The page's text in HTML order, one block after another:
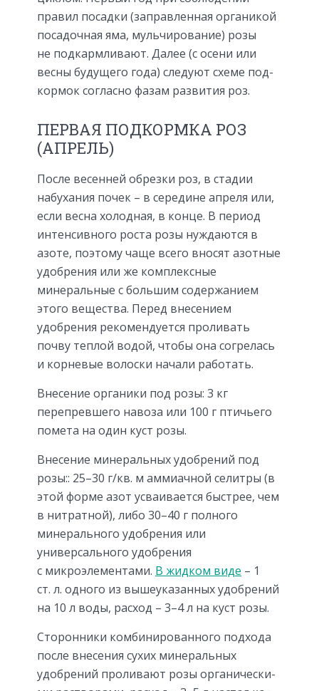
правил посадки (заправленная органи­кой
посадочная яма, мульчирование) ро­зы
не подкармливают. Далее (с осени или
весны будущего года) следуют схеме под­
кормок согласно фазам развития роз.
ПЕРВАЯ ПОДКОРМКА РОЗ
(АПРЕЛЬ)
После весенней обрезки роз, в стадии
набухания почек – в середине апреля или,
ес­ли весна холодная, в конце. В период
интен­сивного роста розы нуждаются в
азоте, поэ­тому чаще всего вносят азотные
удобрения или же комплексные
минеральные с боль­шим содержанием
этого вещества. Перед внесением
удобрения рекомендуется проли­вать
почву теплой водой, чтобы она согре­лась
и корневые волоски начали работать.
Внесение органики под розы: 3 кг
перепревшего навоза или 100 г птичьего
помета на один куст розы.
Внесение минеральных удобрений под
розы:: 25–30 г/кв. м аммиачной селитры (в
этой форме азот усваивается быстрее, чем
в нитратной), либо 30–40 г полного
минерального удо­брения или
универсального удобрения
с микроэлементами. В жидком виде – 1
ст. л. одного из вы­шеуказанных удобрений
на 10 л воды, расход – 3–4 л на куст розы.
Сторонники комбинированного под­хода
после внесения сухих минеральных
удобрений проливают розы органически­